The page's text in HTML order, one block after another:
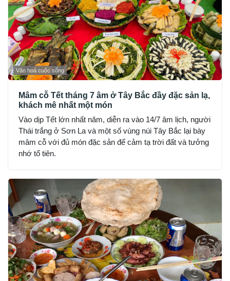
Văn hoá cuộc sống
Mâm cỗ Tết tháng 7 âm ở Tây Bắc đầy đặc sản lạ,
khách mê nhất một món
Vào dịp Tết lớn nhất năm, diễn ra vào 14/7 âm lịch, người
Thái trắng ở Sơn La và một số vùng núi Tây Bắc lại bày
mâm cỗ với đủ món đặc sản để cảm tạ trời đất và tưởng
nhớ tổ tiên.